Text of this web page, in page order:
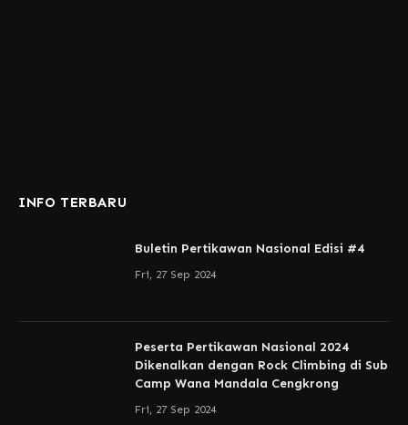
INFO TERBARU
Buletin Pertikawan Nasional Edisi #4
Fri, 27 Sep 2024
Peserta Pertikawan Nasional 2024
Dikenalkan dengan Rock Climbing di Sub
Camp Wana Mandala Cengkrong
Fri, 27 Sep 2024